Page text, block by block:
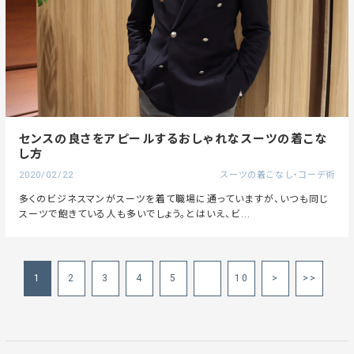
センスの良さをアピールするおしゃれなスーツの着こな
し方
2020/02/22 スーツの着こなし・コーデ術
多くのビジネスマンがスーツを着て職場に通っていますが、いつも同じ
スーツで飽きている人も多いでしょう。とはいえ、ビ...
1 2 3 4 5 10 > >>